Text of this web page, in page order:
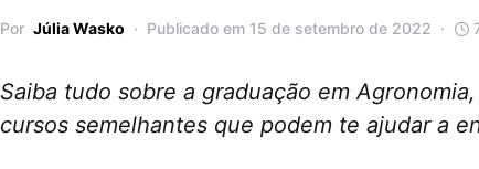
Por Júlia Wasko Publicado em 15 de setembro de 2022
Saiba tudo sobre a graduação em
cursos semelhantes que podem te ajudar a